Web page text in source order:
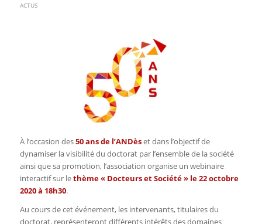
ACTUS
À l’occasion des50 ans de l’ANDèset dans l’objectif de
dynamiser la visibilité du doctorat par l’ensemble de la société
ainsi que sa promotion, l’association organise un webinaire
interactif sur lethème « Docteurs et Société » le 22 octobre
2020 à 18h30.
Au cours de cet événement, les intervenants, titulaires du
doctorat, représenteront différents intérêts des domaines